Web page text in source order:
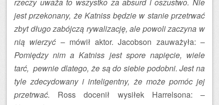
jest przekonany, że Katniss będzie w stanie przetrwać
zbyt długo zabójczą rywalizację, ale powoli zaczyna w
nią wierzyć – mówił aktor. Jacobson zauważyła: –
Pomiędzy nim a Katniss jest spore napięcie, wiele
tarć, pewnie dlatego, że są do siebie podobni. Jest na
tyle zdecydowany i inteligentny, że może pomóc jej
przetrwać. Ross docenił wysiłek Harrelsona: –